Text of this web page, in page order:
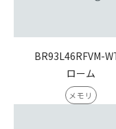
BR93L46RFVM-
ローム
メモリ